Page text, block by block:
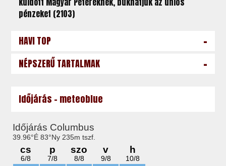
pénzeket (2103)
HAVI TOP -
NÉPSZERŰ TARTALMAK -
Időjárás - meteoblue